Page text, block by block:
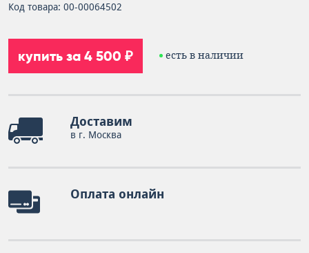
Код товара: 00-00064502
купить за 4 500 ₽ есть в наличии
Доставим
в г. Москва
Оплата онлайн